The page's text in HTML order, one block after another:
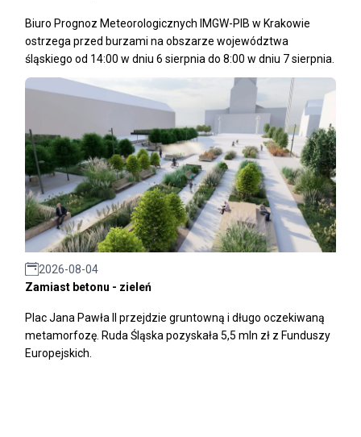
Biuro Prognoz Meteorologicznych IMGW-PIB w Krakowie
ostrzega przed burzami na obszarze województwa
śląskiego od 14:00 w dniu 6 sierpnia do 8:00 w dniu 7 sierpnia.
2026-08-04
Zamiast betonu - zieleń
Plac Jana Pawła II przejdzie gruntowną i długo oczekiwaną
metamorfozę. Ruda Śląska pozyskała 5,5 mln zł z Funduszy
Europejskich.